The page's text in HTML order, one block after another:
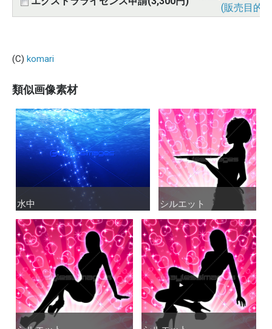
(販売目的
(C) komari
類似画像素材
水中
水中 シルエット
シルエット